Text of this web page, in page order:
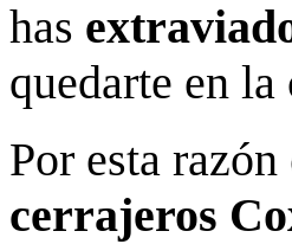
has
quedarte en
Por esta razón
cerrajeros